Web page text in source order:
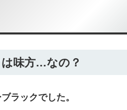
味方…なの？
ラックでした。